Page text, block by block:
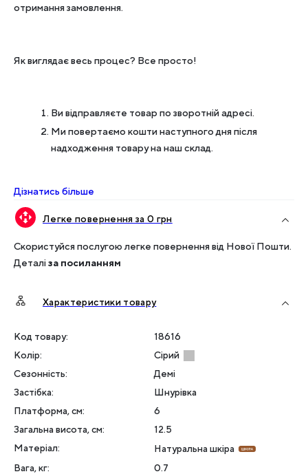
отримання замовлення.
Як виглядає весь процес? Все просто!
Ви відправляєте товар по зворотній адресі.
Ми повертаємо кошти наступного дня після
надходження товару на наш склад.
Дізнатись більше
Легке повернення за 0 грн
Скористуйся послугою легке повернення від Нової Пошти.
Деталіза посиланням
Характеристики товару
Код товару:
18616
Колір:
Сірий
Сезонність:
Демі
Застібка:
Шнурівка
Платформа, см:
6
Загальна висота, см:
12.5
Матеріал:
Натуральна шкіра
Вага, кг: 0.7